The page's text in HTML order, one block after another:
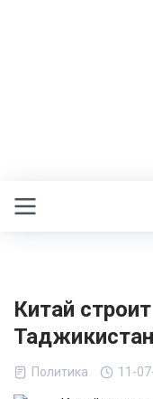
Китай
Политика 11-